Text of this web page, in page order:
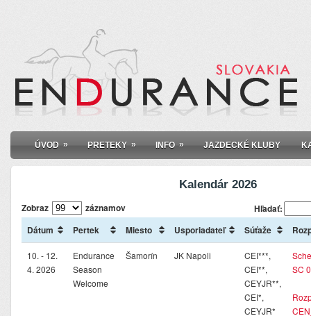
ÚVOD » PRETEKY » INFO » JAZDECKÉ KLUBY
Kalendár 2026
Zobraz záznamov
Hľadať:
Dátum
Pertek Miesto Usporiadateľ Súťaže
10. - 12.
4. 2026
Endurance
Season
Welcome
Šamorín JK Napoli
CEI***,
CEI**,
CEYJR**,
CEI*,
CEYJR*
SC